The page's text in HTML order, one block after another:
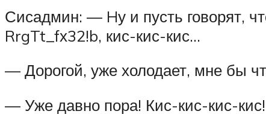
Сисадмин: — Hу и пусть говорят,
RrgTt_fх32!b, кис-кис-кис…
— Дорогой, уже холодает, мне бы
— Уже давно пора! Кис-кис-кис-кис!